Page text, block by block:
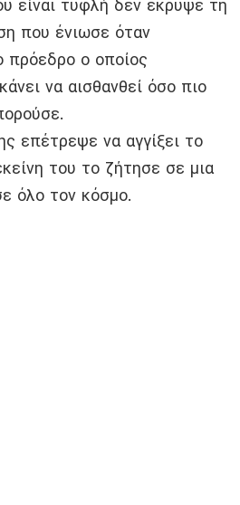
είναι τυφλή δεν έκρυψε τη
που ένιωσε όταν
πρόεδρο ο οποίος
να αισθανθεί όσο πιο
επέτρεψε να αγγίξει το
του το ζήτησε σε μια
όλο τον κόσμο.